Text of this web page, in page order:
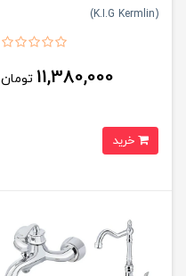
(K.I.G Kermlin)
11,380,000 تومان